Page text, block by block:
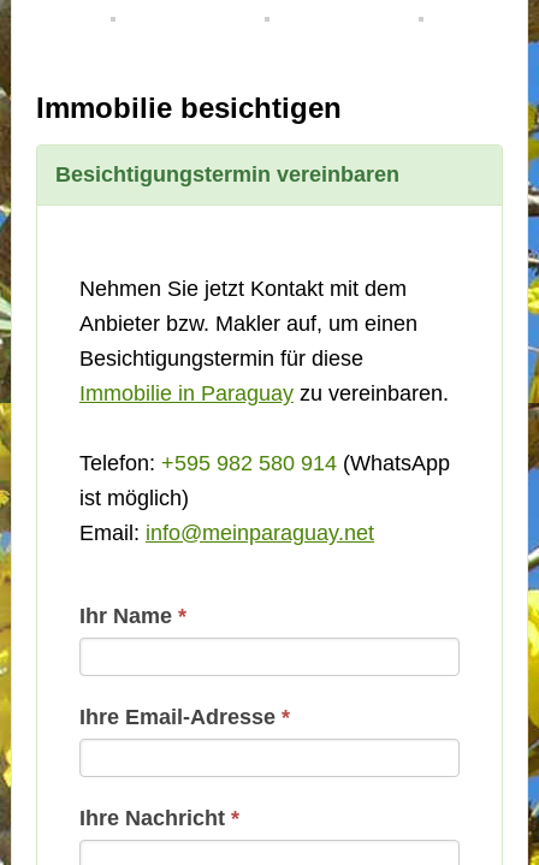
Immobilie besichtigen
Besichtigungstermin vereinbaren
Nehmen Sie jetzt Kontakt mit dem
Anbieter bzw. Makler auf, um einen
Besichtigungstermin für diese
Immobilie in Paraguayzu vereinbaren.
Telefon: +595 982 580 914(WhatsApp
ist möglich)
Email: info@meinparaguay.net
Kontakt
Ihr Name *
Ihre Email-Adresse *
Ihre Nachricht *